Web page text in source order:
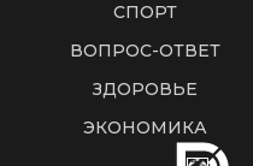
СПОРТ
ВОПРОС-ОТВЕТ
ЗДОРОВЬЕ
ЭКОНОМИКА